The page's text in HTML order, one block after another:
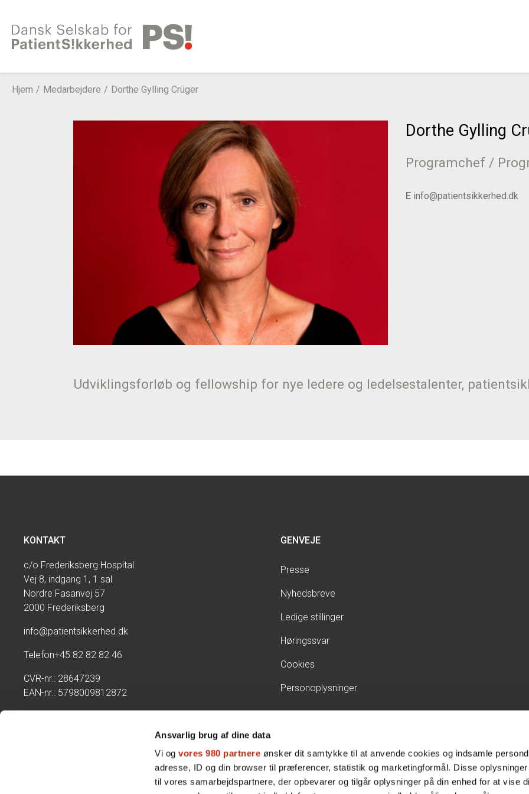
Ansvarlig brug af dine data
Vi ogvores 980 partnere ønsker dit samtykke til at anvende cookies og indsamle
adresse, ID og din browser til præferencer, statistik og marketingformål. Disse
til vores samarbejdspartnere, der opbevarer og tilgår oplysninger på din enhed for at vise
til
indhold
Hjem Medarbejdere Dorthe Gylling Crüger
Dorthe Gylling
Programchef /
E info@patientsikkerhed.dk
Udviklingsforløb og fellowship for nye ledere og ledelsestalenter,
KONTAKT
c/o Frederiksberg Hospital
Vej 8, indgang 1, 1 sal
Nordre Fasanvej 57
2000 Frederiksberg
info@patientsikkerhed.dk
Telefon+45 82 82 82 46
CVR-nr.: 28647239
EAN-nr.: 5798009812872
Mandag - torsdag kl. 09:00-14:00
GENVEJE
Presse
Nyhedsbreve
Ledige stillinger
Høringssvar
Cookies
Personoplysninger